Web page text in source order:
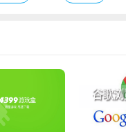
你相伴。